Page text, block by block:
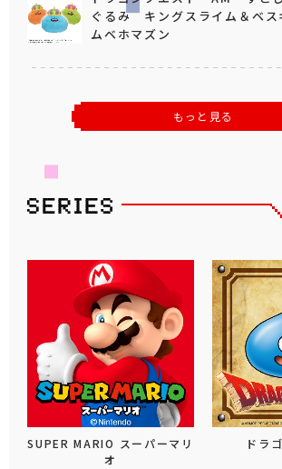
ぐるみ キングスライム＆ベス
ムベホマズン
もっと見る
SUPER MARIO スーパーマリ
オ
ドラ